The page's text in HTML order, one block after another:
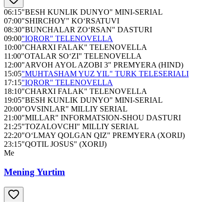
06:15"BESH KUNLIK DUNYO" MINI-SERIAL
07:00"SHIRCHOY" KO‘RSATUVI
08:30"BUNCHALAR ZO‘RSAN" DASTURI
09:00"IQROR" TELENOVELLA
10:00"CHARXI FALAK" TELENOVELLA
11:00"OTALAR SO‘ZI" TELENOVELLA
12:00"ARVOH AYOL AZOBI 3" PREMYERA (HIND)
15:05"MUHTASHAM YUZ YIL" TURK TELESERIALI
17:15"IQROR" TELENOVELLA
18:10"CHARXI FALAK" TELENOVELLA
19:05"BESH KUNLIK DUNYO" MINI-SERIAL
20:00"OVSINLAR" MILLIY SERIAL
21:00"MILLAR" INFORMATSION-SHOU DASTURI
21:25"TOZALOVCHI" MILLIY SERIAL
22:20"O‘LMAY QOLGAN QIZ" PREMYERA (XORIJ)
23:15"QOTIL JOSUS" (XORIJ)
Me
Mening Yurtim